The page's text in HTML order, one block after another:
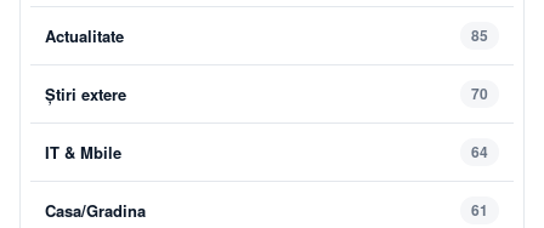
Actualitate 85
Știri extere 70
IT & Mbile 64
Casa/Gradina 61